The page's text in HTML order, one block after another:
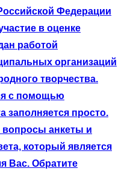
Федерации
в оценке
работой
организаций
творчества.
с помощью
заполняется просто.
вопросы анкеты и
который является
Вас. Обратите